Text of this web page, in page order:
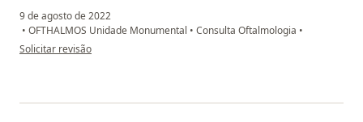
9 de agosto de 2022
• OFTHALMOS Unidade Monumental • Consulta Oftalmologia •
na opinião do utilizador Jorge luis
Solicitar revisão